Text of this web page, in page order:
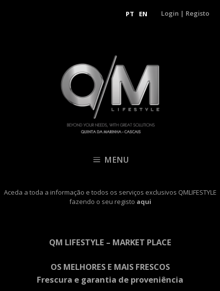
PT EN Login | Registo
MENU
Aceda a toda a informação e todos os serviços exclusivos QMLIFESTYLE
fazendo o seu registo aqui
QM LIFESTYLE – MARKET PLACE
OS MELHORES E MAIS FRESCOS
Frescura e garantia de proveniência